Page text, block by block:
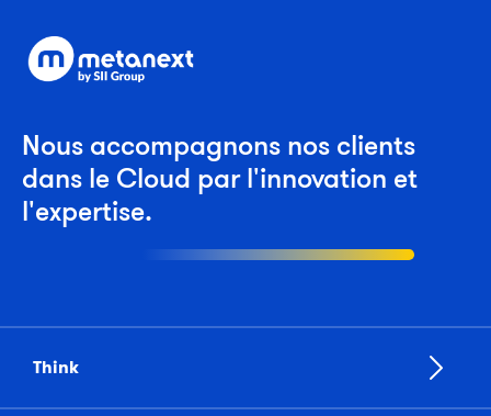
Nous accompagnons nos clients
dans le Cloud par l'innovation et
l'expertise.
Think